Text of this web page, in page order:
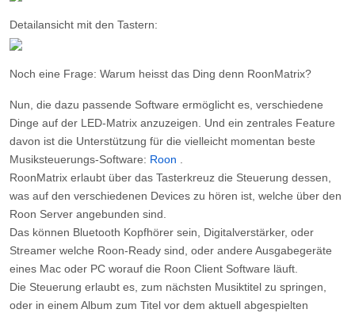
Detailansicht mit den Tastern:
Noch eine Frage: Warum heisst das Ding denn RoonMatrix?
Nun, die dazu passende Software ermöglicht es, verschiedene
Dinge auf der LED-Matrix anzuzeigen. Und ein zentrales Feature
davon ist die Unterstützung für die vielleicht momentan beste
Musiksteuerungs-Software: Roon .
RoonMatrix erlaubt über das Tasterkreuz die Steuerung dessen,
was auf den verschiedenen Devices zu hören ist, welche über den
Roon Server angebunden sind.
Das können Bluetooth Kopfhörer sein, Digitalverstärker, oder
Streamer welche Roon-Ready sind, oder andere Ausgabegeräte
eines Mac oder PC worauf die Roon Client Software läuft.
Die Steuerung erlaubt es, zum nächsten Musiktitel zu springen,
oder in einem Album zum Titel vor dem aktuell abgespielten